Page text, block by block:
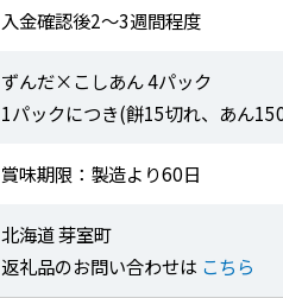
入金確認後2〜3週間程度
ずんだ×こしあん 4パック
1パックにつき(餅15切れ、あん
賞味期限：製造より60日
北海道 芽室町
返礼品のお問い合わせは こちら